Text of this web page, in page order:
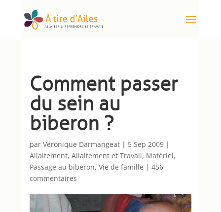
Comment passer
du sein au
biberon ?
par Véronique Darmangeat| 5 Sep 2009|
Allaitement, Allaitement et Travail, Matériel,
Passage au biberon, Vie de famille | 456
commentaires